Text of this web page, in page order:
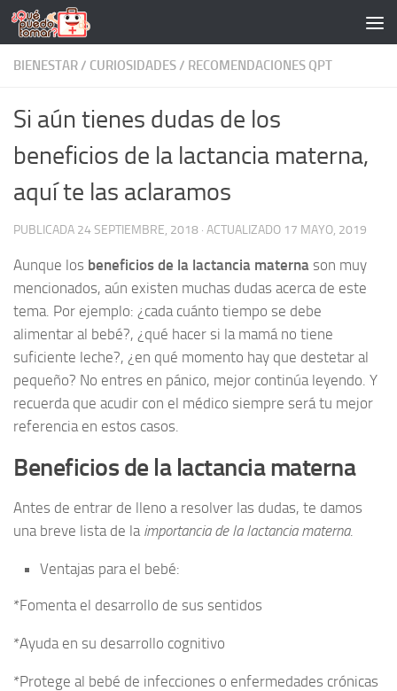
Saltar al contenido
BIENESTAR/ CURIOSIDADES/ RECOMENDACIONES QPT
Si aún tienes dudas de los
beneficios de la lactancia materna,
aquí te las aclaramos
PUBLICADA 24 SEPTIEMBRE, 2018 · ACTUALIZADO 17 MAYO, 2019
Aunque los beneficios de la lactancia materna son muy
mencionados, aún existen muchas dudas acerca de este
tema. Por ejemplo: ¿cada cuánto tiempo se debe
alimentar al bebé?, ¿qué hacer si la mamá no tiene
suficiente leche?, ¿en qué momento hay que destetar al
pequeño? No entres en pánico, mejor continúa leyendo. Y
recuerda que acudir con el médico siempre será tu mejor
referencia en estos casos.
Beneficios de la lactancia materna
Antes de entrar de lleno a resolver las dudas, te damos
una breve lista de la importancia de la lactancia materna.
Ventajas para el bebé:
*Fomenta el desarrollo de sus sentidos
*Ayuda en su desarrollo cognitivo
*Protege al bebé de infecciones o enfermedades crónicas